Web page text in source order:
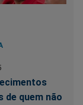
de quem não